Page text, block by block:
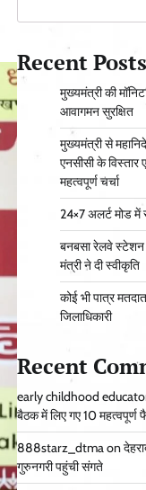
Recent Posts
मुख्यमंत्री की
आवागमन सुरक्षित
मुख्यमंत्री से
एनसीसी के
महत्वपूर्ण चर्चा
24×7 अलर्ट मोड में
बनबसा रेलवे
मंत्री ने दी स्वीकृति
कोई भी पात्र
जिलाधिकारी
Recent
early childhood
बैठक में लिए गए 10 महत्वपूर्ण
888starz_dtmaon
गुरुनगरी पहुंची संगते